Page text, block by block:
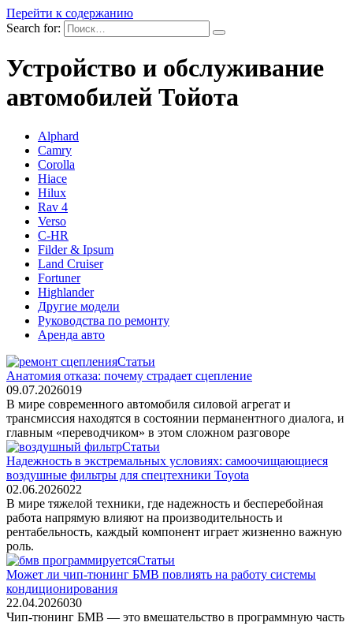
Перейти к содержанию
Search for:
Устройство и обслуживание
автомобилей Тойота
Alphard
Camry
Corolla
Hiace
Hilux
Rav 4
Verso
C-HR
Filder & Ipsum
Land Cruiser
Fortuner
Highlander
Другие модели
Руководства по ремонту
Аренда авто
Статьи
Анатомия отказа: почему страдает сцепление
09.07.2026019
В мире современного автомобиля силовой агрегат и
трансмиссия находятся в состоянии перманентного диалога, и
главным «переводчиком» в этом сложном разговоре
Статьи
Надежность в экстремальных условиях: самоочищающиеся
воздушные фильтры для спецтехники Toyota
02.06.2026022
В мире тяжелой техники, где надежность и бесперебойная
работа напрямую влияют на производительность и
рентабельность, каждый компонент играет жизненно важную
роль.
Статьи
Может ли чип-тюнинг БМВ повлиять на работу системы
кондиционирования
22.04.2026030
Чип-тюнинг БМВ — это вмешательство в программную часть